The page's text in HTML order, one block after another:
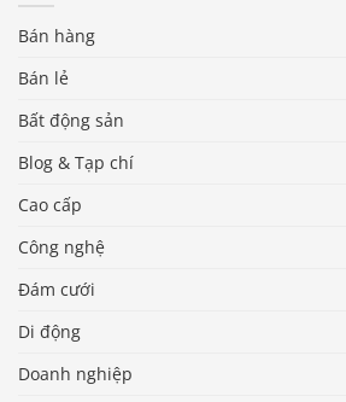
Bán hàng
Bán lẻ
Bất động sản
Blog & Tạp chí
Cao cấp
Công nghệ
Đám cưới
Di động
Doanh nghiệp